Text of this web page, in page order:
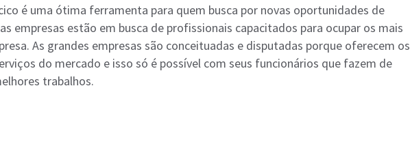
é uma ótima ferramenta para quem busca por novas oportunidades de
empresas estão em busca de profissionais capacitados para ocupar os mais
As grandes empresas são conceituadas e disputadas porque oferecem os
do mercado e isso só é possível com seus funcionários que fazem de
trabalhos.